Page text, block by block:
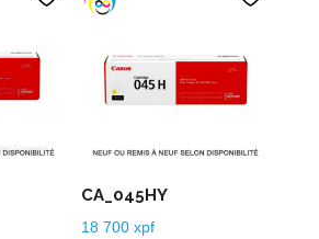
CA_045HY
18 700xpf